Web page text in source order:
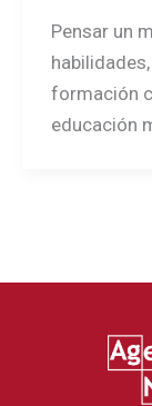
Pensar un
formación
educación